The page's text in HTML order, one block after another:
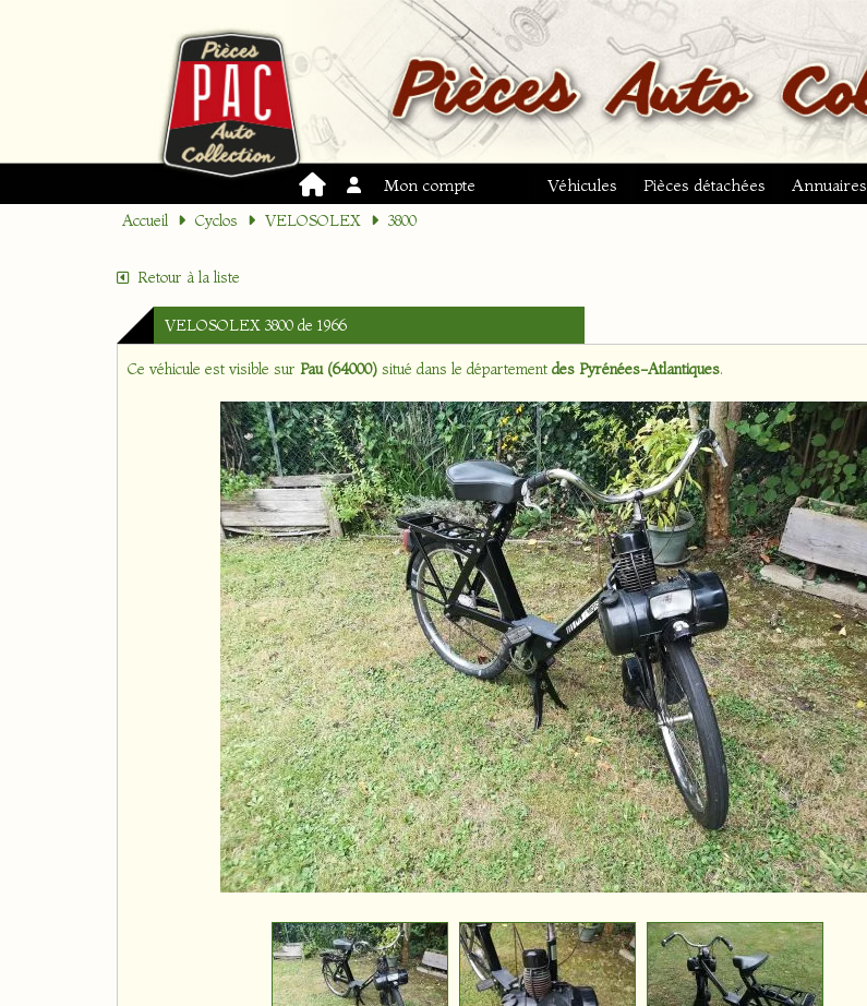
Mon compte Véhicules Pièces détachées Annuaires
Accueil Cyclos VELOSOLEX 3800
Retour à la liste
VELOSOLEX 3800 de 1966
Ce véhicule est visible sur Pau (64000) situé dans le département des Pyrénées-Atlantiques.